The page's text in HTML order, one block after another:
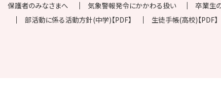
保護者のみなさまへ 気象警報発令にかかわる扱い
卒業生
部活動に係る活動方針(中学)【PDF】
生徒手帳(高校)【PDF】